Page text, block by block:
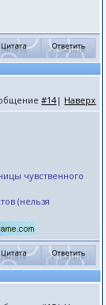
#14| Наверх
чувственного
(нельзя